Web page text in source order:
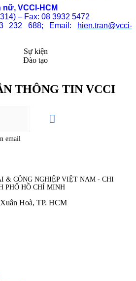
VCCI-HCM
– Fax: 08 3932 5472
232 688; Email:
hien.tran@vcci-
Sự kiện
Đào tạo
THÔNG TIN VCCI
email
& CÔNG NGHIỆPVIỆT NAM - CHI
PHỐ HỒ CHÍ MINH
Hoà, TP. HCM